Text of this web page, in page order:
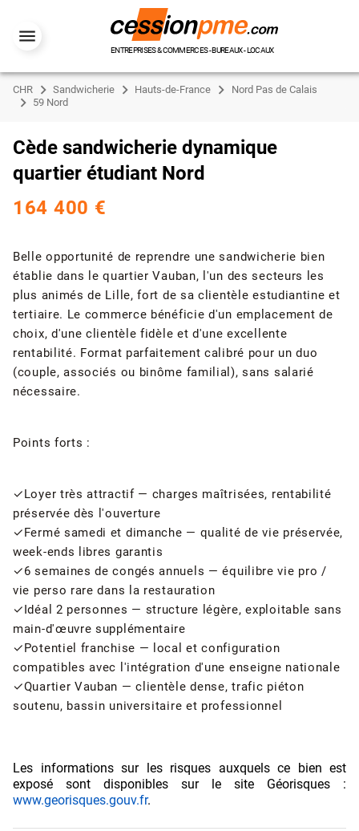
ENTREPRISES & COMMERCES - BUREAUX - LOCAUX
CHR Sandwicherie Hauts-de-France
Nord Pas de Calais
59 Nord
Cède sandwicherie dynamique
quartier étudiant Nord
164 400 €
Belle opportunité de reprendre une sandwicherie bien
établie dans le quartier Vauban, l'un des secteurs les
plus animés de Lille, fort de sa clientèle estudiantine et
tertiaire. Le commerce bénéficie d'un emplacement de
choix, d'une clientèle fidèle et d'une excellente
rentabilité. Format parfaitement calibré pour un duo
(couple, associés ou binôme familial), sans salarié
nécessaire.
Points forts :
✓Loyer très attractif — charges maîtrisées, rentabilité
préservée dès l'ouverture
✓Fermé samedi et dimanche — qualité de vie préservée,
week-ends libres garantis
✓6 semaines de congés annuels — équilibre vie pro /
vie perso rare dans la restauration
✓Idéal 2 personnes — structure légère, exploitable sans
main-d'œuvre supplémentaire
✓Potentiel franchise — local et configuration
compatibles avec l'intégration d'une enseigne nationale
✓Quartier Vauban — clientèle dense, trafic piéton
soutenu, bassin universitaire et professionnel
Les informations sur les risques auxquels ce bien est
exposé sont disponibles sur le site Géorisques :
www.georisques.gouv.fr.